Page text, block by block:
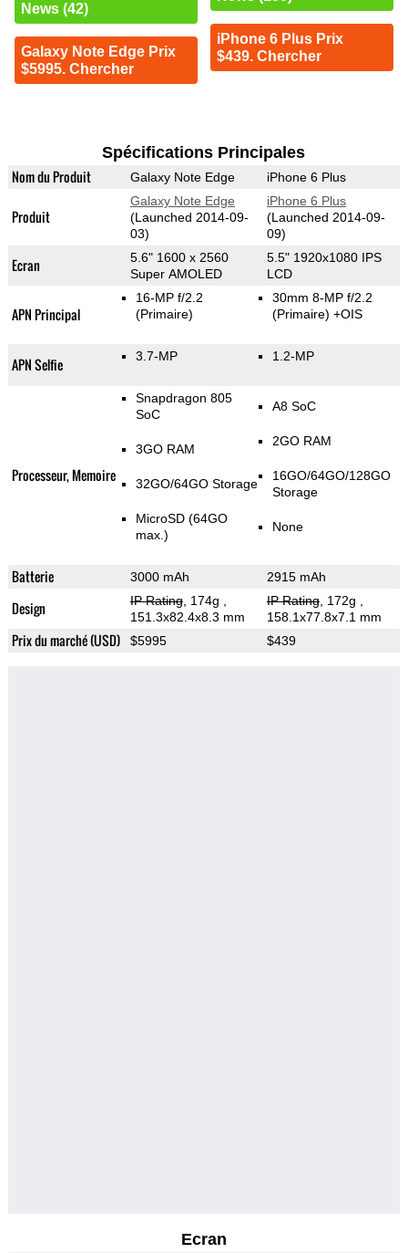
News (42)
Galaxy Note Edge Prix
$5995. Chercher
iPhone 6 Plus Prix
$439. Chercher
Spécifications Principales
Nom du Produit Galaxy Note Edge iPhone 6 Plus
Produit
Galaxy Note Edge
(Launched 2014-09-
03)
iPhone 6 Plus
(Launched 2014-09-
09)
Ecran
5.6" 1600 x 2560
Super AMOLED
5.5" 1920x1080 IPS
LCD
APN Principal
16-MP f/2.2
(Primaire)
30mm 8-MP f/2.2
(Primaire) +OIS
APN Selfie 3.7-MP 1.2-MP
Processeur, Memoire
Snapdragon 805
SoC
3GO RAM
32GO/64GO Storage
MicroSD (64GO
max.)
A8 SoC
2GO RAM
16GO/64GO/128GO
Storage
None
Batterie 3000 mAh 2915 mAh
Design IP Rating, 174g
151.3x82.4x8.3 mm
IP Rating, 172g
158.1x77.8x7.1 mm
Prix du marché (USD) $5995 $439
Ecran